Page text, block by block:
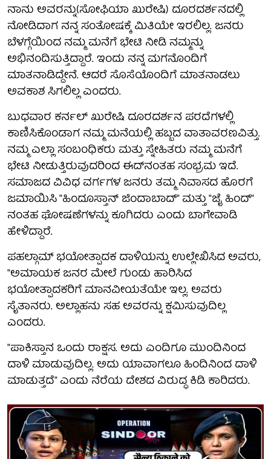
ನಾನು ಅವರನ್ನು(ಸೋಫಿಯಾ ಖುರೇಷಿ) ದೂರದರ್ಶನದಲ್ಲಿ
ನೋಡಿದಾಗ ನನ್ನ ಸಂತೋಷಕ್ಕೆ ಮಿತಿಯೇ ಇರಲಿಲ್ಲ. ಜನರು
ಬೆಳಗ್ಗೆಯಿಂದ ನಮ್ಮ ಮನೆಗೆ ಭೇಟಿ ನೀಡಿ ನಮ್ಮನ್ನು
ಅಭಿನಂದಿಸುತ್ತಿದ್ದಾರೆ. ಇಂದು ನನ್ನ ಮಗನೊಂದಿಗೆ
ಮಾತನಾಡಿದ್ದೇನೆ. ಆದರೆ ಸೊಸೆಯೊಂದಿಗೆ ಮಾತನಾಡಲು
ಅವಕಾಶ ಸಿಗಲಿಲ್ಲ ಎಂದರು.
ಬುಧವಾರ ಕರ್ನಲ್ ಖುರೇಷಿ ದೂರದರ್ಶನ ಪರದೆಗಳಲ್ಲಿ
ಕಾಣಿಸಿಕೊಂಡಾಗ ನಮ್ಮ ಮನೆಯಲ್ಲಿ ಹಬ್ಬದ ವಾತಾವರಣವಿತ್ತು.
ನಮ್ಮ ಎಲ್ಲಾ ಸಂಬಂಧಿಕರು ಮತ್ತು ಸ್ನೇಹಿತರು ನಮ್ಮ ಮನೆಗೆ
ಭೇಟಿ ನೀಡುತ್ತಿರುವುದರಿಂದ ಈದ್‌ನಂತಹ ಸಂಭ್ರಮ ಇದೆ.
ಸಮಾಜದ ವಿವಿಧ ವರ್ಗಗಳ ಜನರು ತಮ್ಮ ನಿವಾಸದ ಹೊರಗೆ
ಜಮಾಯಿಸಿ "ಹಿಂದೂಸ್ತಾನ್ ಜಿಂದಾಬಾದ್" ಮತ್ತು "ಜೈ ಹಿಂದ್"
ನಂತಹ ಘೋಷಣೆಗಳನ್ನು ಕೂಗಿದರು ಎಂದು ಬಾಗೇವಾಡಿ
ಹೇಳಿದ್ದಾರೆ.
ಪಹಲ್ಗಾಮ್ ಭಯೋತ್ಪಾದಕ ದಾಳಿಯನ್ನು ಉಲ್ಲೇಖಿಸಿದ ಅವರು,
"ಅಮಾಯಕ ಜನರ ಮೇಲೆ ಗುಂಡು ಹಾರಿಸಿದ
ಭಯೋತ್ಪಾದಕರಿಗೆ ಮಾನವೀಯತೆಯೇ ಇಲ್ಲ. ಅವರು
ಸೈತಾನರು. ಅಲ್ಲಾಹನು ಸಹ ಅವರನ್ನು ಕ್ಷಮಿಸುವುದಿಲ್ಲ
ಎಂದರು.
"ಪಾಕಿಸ್ತಾನ ಒಂದು ರಾಕ್ಷಸ. ಅದು ಎಂದಿಗೂ ಮುಂದಿನಿಂದ
ದಾಳಿ ಮಾಡುವುದಿಲ್ಲ. ಅದು ಯಾವಾಗಲೂ ಹಿಂದಿನಿಂದ ದಾಳಿ
ಮಾಡುತ್ತದೆ" ಎಂದು ನೆರೆಯ ದೇಶದ ವಿರುದ್ಧ ಕಿಡಿ ಕಾರಿದರು.